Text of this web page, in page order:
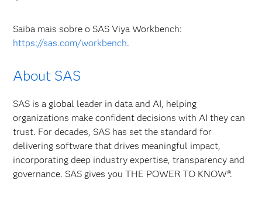
Saiba mais sobre o SAS Viya Workbench:
https://sas.com/workbench.
About SAS
SAS is a global leader in data and AI, helping
organizations make confident decisions with AI they can
trust. For decades, SAS has set the standard for
delivering software that drives meaningful impact,
incorporating deep industry expertise, transparency and
governance. SAS gives you THE POWER TO KNOW®.